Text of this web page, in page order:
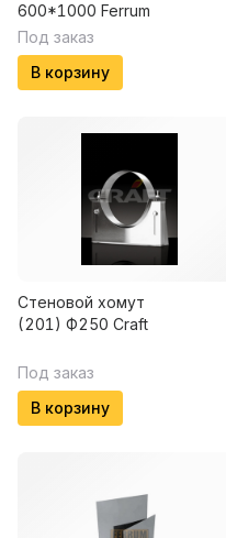
600*1000 Ferrum
Под заказ
В корзину
Стеновой хомут
(201) Ф250 Craft
Под заказ
В корзину